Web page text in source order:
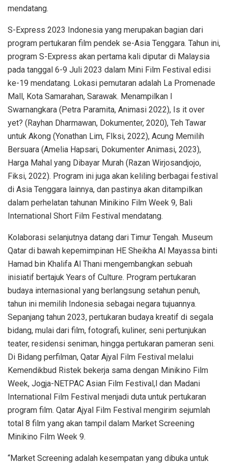
mendatang.
S-Express 2023 Indonesia yang merupakan bagian dari
program pertukaran film pendek se-Asia Tenggara. Tahun ini,
program S-Express akan pertama kali diputar di Malaysia
pada tanggal 6-9 Juli 2023 dalam Mini Film Festival edisi
ke-19 mendatang. Lokasi pemutaran adalah La Promenade
Mall, Kota Samarahan, Sarawak. Menampilkan I
Swarnangkara (Petra Paramita, Animasi 2022), Is it over
yet? (Rayhan Dharmawan, Dokumenter, 2020), Teh Tawar
untuk Akong (Yonathan Lim, FIksi, 2022), Acung Memilih
Bersuara (Amelia Hapsari, Dokumenter Animasi, 2023),
Harga Mahal yang Dibayar Murah (Razan Wirjosandjojo,
Fiksi, 2022). Program ini juga akan keliling berbagai festival
di Asia Tenggara lainnya, dan pastinya akan ditampilkan
dalam perhelatan tahunan Minikino Film Week 9, Bali
International Short Film Festival mendatang.
Kolaborasi selanjutnya datang dari Timur Tengah. Museum
Qatar di bawah kepemimpinan HE Sheikha Al Mayassa binti
Hamad bin Khalifa Al Thani mengembangkan sebuah
inisiatif bertajuk Years of Culture. Program pertukaran
budaya internasional yang berlangsung setahun penuh,
tahun ini memilih Indonesia sebagai negara tujuannya.
Sepanjang tahun 2023, pertukaran budaya kreatif di segala
bidang, mulai dari film, fotografi, kuliner, seni pertunjukan
teater, residensi seniman, hingga pertukaran pameran seni.
Di Bidang perfilman, Qatar Ajyal Film Festival melalui
Kemendikbud Ristek bekerja sama dengan Minikino Film
Week, Jogja-NETPAC Asian Film Festival,l dan Madani
International Film Festival menjadi duta untuk pertukaran
program film. Qatar Ajyal Film Festival mengirim sejumlah
total 8 film yang akan tampil dalam Market Screening
Minikino Film Week 9.
“Market Screening adalah kesempatan yang dibuka untuk